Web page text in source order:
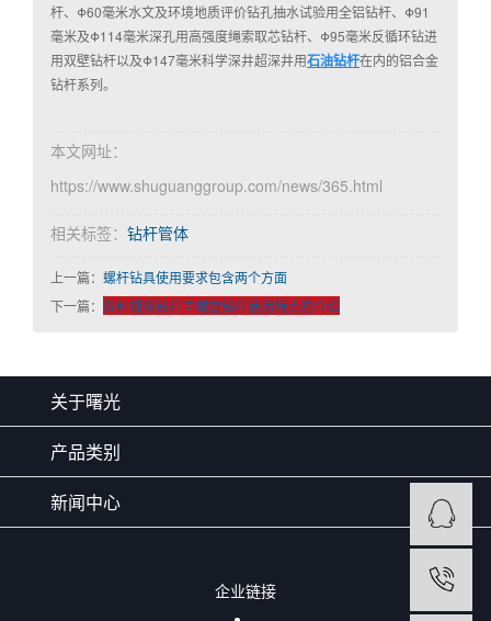
杆、Φ60毫米水文及环境地质评价钻孔抽水试验用全铝钻杆、Φ91
毫米及Φ114毫米深孔用高强度绳索取芯钻杆、Φ95毫米反循环钻进
用双壁钻杆以及Φ147毫米科学深井超深井用石油钻杆在内的铝合金
钻杆系列。
本文网址：
https://www.shuguanggroup.com/news/365.html
相关标签： 钻杆管体
上一篇： 螺杆钻具使用要求包含两个方面
下一篇： 各种规格钻杆中螺旋钻杆使用特点的介绍
关于曙光
产品类别
新闻中心
企业链接